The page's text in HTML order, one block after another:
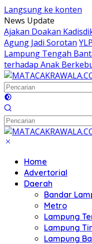
Langsung ke konten
News Update
Ajakan Doakan
Agung Jadi Sorotan
Lampung Tengah
terhadap Anak
Home
Advertorial
Daerah
Bandar
Metro
Lampung
Lampung
Lampung